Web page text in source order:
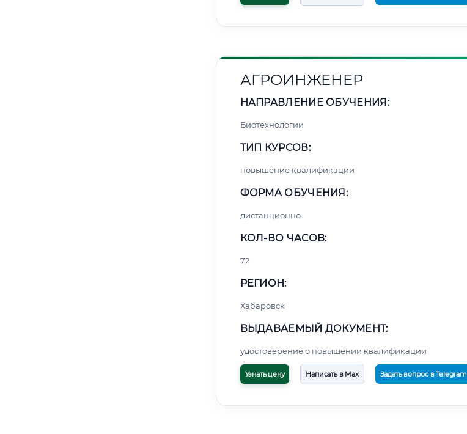
АГРОИНЖЕНЕР
НАПРАВЛЕНИЕ ОБУЧЕНИЯ:
Биотехнологии
ТИП КУРСОВ:
повышение квалификации
ФОРМА ОБУЧЕНИЯ:
дистанционно
КОЛ-ВО ЧАСОВ:
72
РЕГИОН:
Хабаровск
ВЫДАВАЕМЫЙ ДОКУМЕНТ:
удостоверение о повышении квалификации
Узнать цену Написать в Max Задать вопрос в Telegram